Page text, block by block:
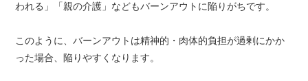
われる」「親の介護」などもバーンアウトに陥りがちです。
このように、バーンアウトは精神的・肉体的負担が過剰にかか
った場合、陥りやすくなります。